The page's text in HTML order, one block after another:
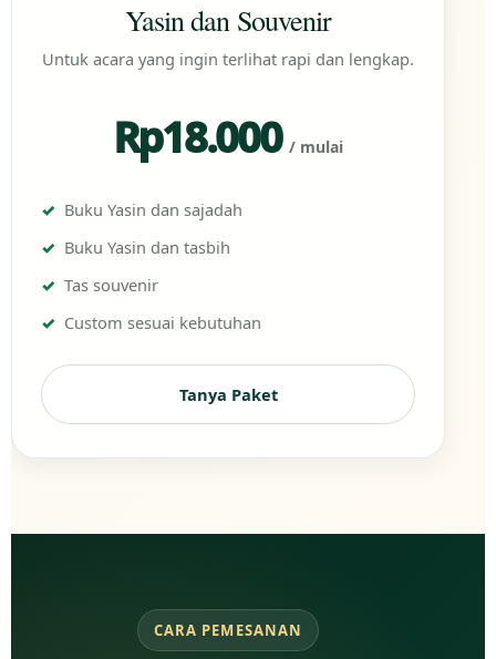
Yasin dan Souvenir
Untuk acara yang ingin terlihat rapi dan lengkap.
Rp18.000/ mulai
Buku Yasin dan sajadah
Buku Yasin dan tasbih
Tas souvenir
Custom sesuai kebutuhan
Tanya Paket
CARA PEMESANAN